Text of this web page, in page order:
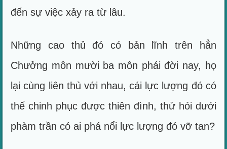
đến sự việc xảy ra từ lâu.
Những cao thủ đó có bản lĩnh trên hẳn
Chưởng môn mười ba môn phái đời nay, họ
lại cùng liên thủ với nhau, cái lực lượng đó có
thể chinh phục được thiên đình, thử hỏi dưới
phàm trần có ai phá nổi lực lượng đó vỡ tan?